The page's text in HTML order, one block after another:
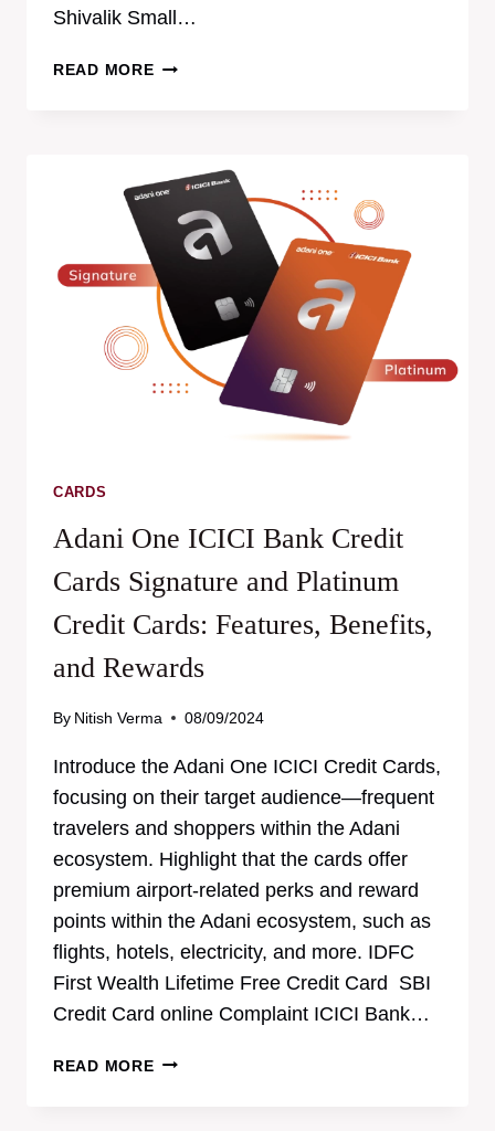
Shivalik Small…
READ MOREशिवालिक
कैसे
करें?
SHIVALIK
SMALL
FINANCE
BANK
CUSTOMER
CARE
COMPLAINT
CARDS
Adani One ICICI Bank Credit
Cards Signature and Platinum
Credit Cards: Features, Benefits,
and Rewards
By Nitish Verma 08/09/2024
Introduce the Adani One ICICI Credit Cards,
focusing on their target audience—frequent
travelers and shoppers within the Adani
ecosystem. Highlight that the cards offer
premium airport-related perks and reward
points within the Adani ecosystem, such as
flights, hotels, electricity, and more. IDFC
First Wealth Lifetime Free Credit Card SBI
Credit Card online Complaint ICICI Bank…
READ MOREADANI